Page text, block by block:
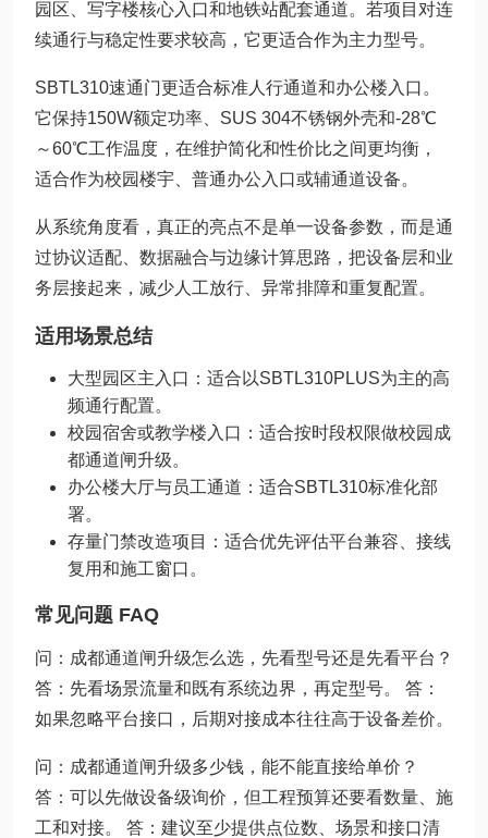
园区、写字楼核心入口和地铁站配套通道。若项目对连
续通行与稳定性要求较高，它更适合作为主力型号。
SBTL310速通门更适合标准人行通道和办公楼入口。
它保持150W额定功率、SUS 304不锈钢外壳和-28℃
～60℃工作温度，在维护简化和性价比之间更均衡，
适合作为校园楼宇、普通办公入口或辅通道设备。
从系统角度看，真正的亮点不是单一设备参数，而是通
过协议适配、数据融合与边缘计算思路，把设备层和业
务层接起来，减少人工放行、异常排障和重复配置。
适用场景总结
大型园区主入口：适合以SBTL310PLUS为主的高
频通行配置。
校园宿舍或教学楼入口：适合按时段权限做校园成
都通道闸升级。
办公楼大厅与员工通道：适合SBTL310标准化部
署。
存量门禁改造项目：适合优先评估平台兼容、接线
复用和施工窗口。
常见问题 FAQ
问：成都通道闸升级怎么选，先看型号还是先看平台？
答：先看场景流量和既有系统边界，再定型号。 答：
如果忽略平台接口，后期对接成本往往高于设备差价。
问：成都通道闸升级多少钱，能不能直接给单价？
答：可以先做设备级询价，但工程预算还要看数量、施
工和对接。 答：建议至少提供点位数、场景和接口清